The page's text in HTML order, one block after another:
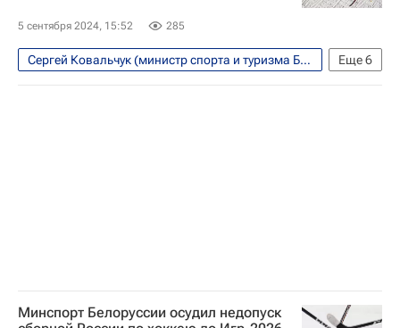
Международная федерация гимнастики (FIG)
5 сентября 2024, 15:52 285
Еще6
Сергей Ковальчук (министр спорта и туризма Белоруссии)
Биатлон
Спорт Норвегия
Белоруссия
Минспорт Белоруссии осудил недопуск